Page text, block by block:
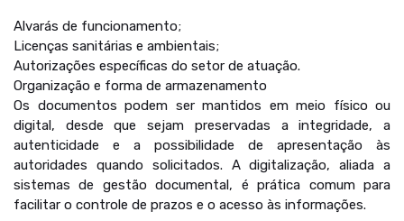
Alvarás de funcionamento;
Licenças sanitárias e ambientais;
Autorizações específicas do setor de atuação.
Organização e forma de armazenamento
Os documentos podem ser mantidos em meio físico ou
digital, desde que sejam preservadas a integridade, a
autenticidade e a possibilidade de apresentação às
autoridades quando solicitados. A digitalização, aliada a
sistemas de gestão documental, é prática comum para
facilitar o controle de prazos e o acesso às informações.